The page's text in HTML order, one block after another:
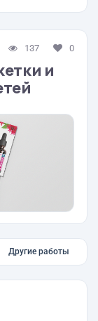
137 0
и
Другие работы